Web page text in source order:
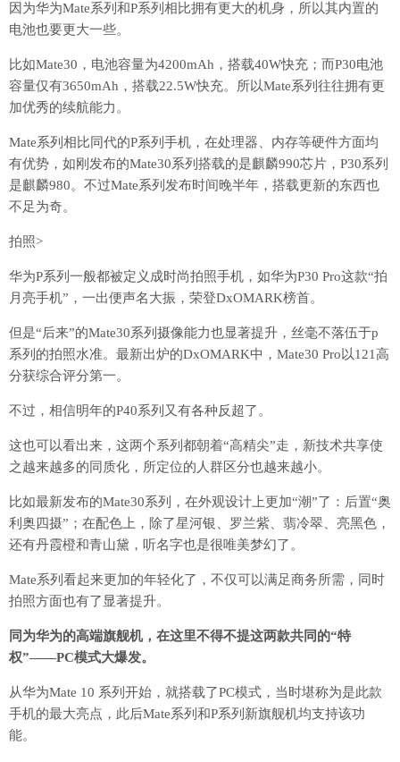
因为华为Mate系列和P系列相比拥有更大的机身，所以其内置的
电池也要更大一些。
比如Mate30，电池容量为4200mAh，搭载40W快充；而P30电池
容量仅有3650mAh，搭载22.5W快充。所以Mate系列往往拥有更
加优秀的续航能力。
Mate系列相比同代的P系列手机，在处理器、内存等硬件方面均
有优势，如刚发布的Mate30系列搭载的是麒麟990芯片，P30系列
是麒麟980。不过Mate系列发布时间晚半年，搭载更新的东西也
不足为奇。
拍照>
华为P系列一般都被定义成时尚拍照手机，如华为P30 Pro这款“拍
月亮手机”，一出便声名大振，荣登DxOMARK榜首。
但是“后来”的Mate30系列摄像能力也显著提升，丝毫不落伍于p
系列的拍照水准。最新出炉的DxOMARK中，Mate30 Pro以121高
分获综合评分第一。
不过，相信明年的P40系列又有各种反超了。
这也可以看出来，这两个系列都朝着“高精尖”走，新技术共享使
之越来越多的同质化，所定位的人群区分也越来越小。
比如最新发布的Mate30系列，在外观设计上更加“潮”了：后置“奥
利奥四摄”；在配色上，除了星河银、罗兰紫、翡冷翠、亮黑色，
还有丹霞橙和青山黛，听名字也是很唯美梦幻了。
Mate系列看起来更加的年轻化了，不仅可以满足商务所需，同时
拍照方面也有了显著提升。
同为华为的高端旗舰机，在这里不得不提这两款共同的“特
权”——PC模式大爆发。
从华为Mate 10 系列开始，就搭载了PC模式，当时堪称为是此款
手机的最大亮点，此后Mate系列和P系列新旗舰机均支持该功
能。